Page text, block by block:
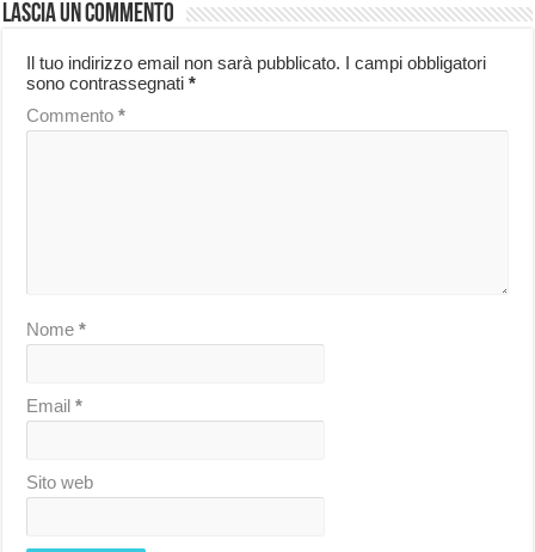
Lascia un commento
Il tuo indirizzo email non sarà pubblicato. I campi obbligatori
sono contrassegnati*
Commento*
Nome*
Email*
Sito web